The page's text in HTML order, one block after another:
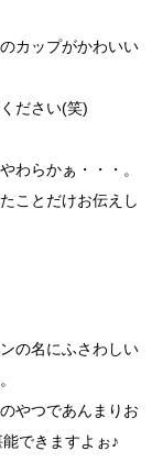
カップがかわいい
ださい(笑)
わらかぁ・・・。
ことだけお伝えし
の名にふさわしい
やつであんまりお
できますよぉ♪